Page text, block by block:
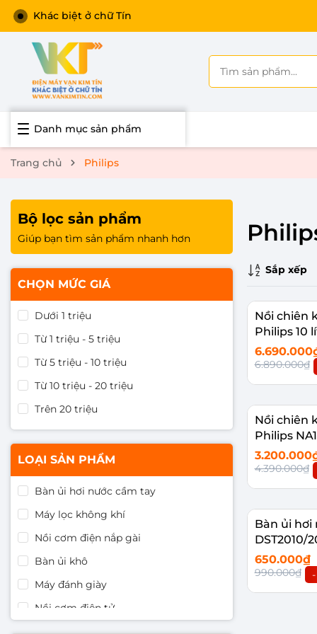
Khác biệt ở chữ Tín
Danh mục sản phẩm
Trang chủ Philips
Bộ lọc sản phẩm
Giúp bạn tìm sản phẩm nhanh hơn
CHỌN MỨC GIÁ
Dưới 1 triệu
Từ 1 triệu - 5 triệu
Từ 5 triệu - 10 triệu
Từ 10 triệu - 20 triệu
Trên 20 triệu
LOẠI SẢN PHẨM
Bàn ủi hơi nước cầm tay
Máy lọc không khí
Nồi cơm điện nắp gài
Bàn ủi khô
Máy đánh giày
Nồi cơm điện tử
Robot hút bụi lau nhà
Sắp xếp
Nồi chiên
Philips 10
6.890.000₫
Thêm
Nồi chiên
Philips
4.390.000₫
Thêm
Bàn ủi hơi
DST2010/
650.000₫
990.000₫